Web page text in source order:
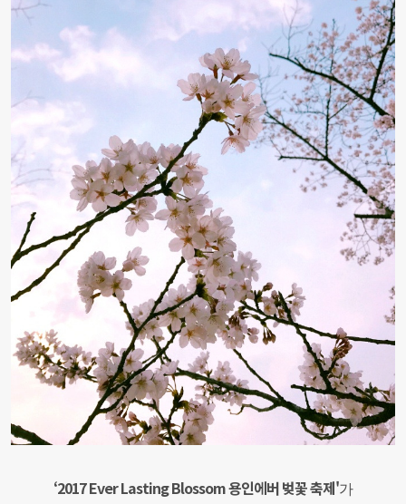
‘2017 Ever Lasting Blossom 용인에버 벚꽃 축제'가